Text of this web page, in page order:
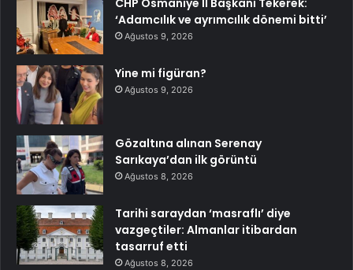
CHP Osmaniye İl Başkanı Tekerek:
‘Adamcılık ve ayrımcılık dönemi bitti’
Ağustos 9, 2026
Yine mi figüran?
Ağustos 9, 2026
Gözaltına alınan Serenay
Sarıkaya’dan ilk görüntü
Ağustos 8, 2026
Tarihi saraydan ‘masraflı’ diye
vazgeçtiler: Almanlar itibardan
tasarruf etti
Ağustos 8, 2026